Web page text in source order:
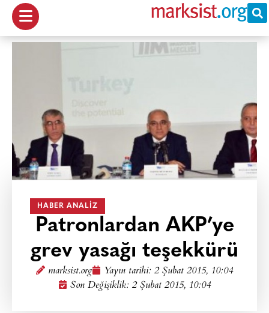
HABER ANALIZ
Patronlardan AKP’ye
grev yasağı teşekkürü
marksist.org Yayın tarihi: 2 Şubat 2015, 10:04
Son Değişiklik: 2 Şubat 2015, 10:04